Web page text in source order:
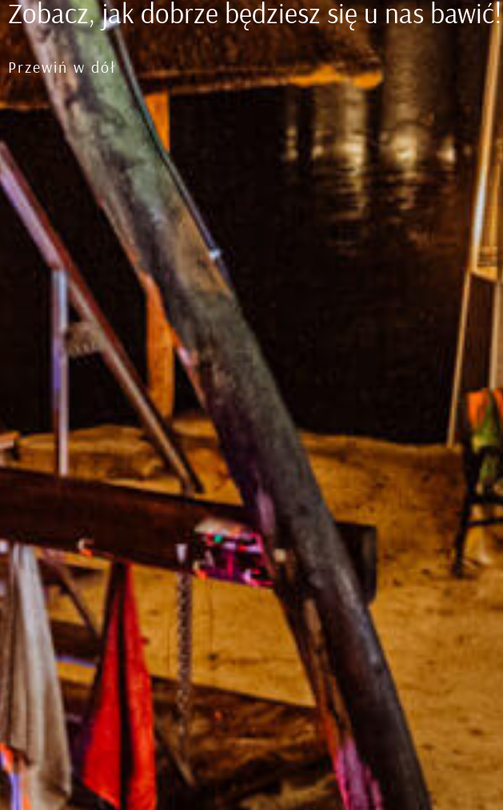
Zobacz, jak dobrze będziesz się u nas bawić!
Przewiń w dół